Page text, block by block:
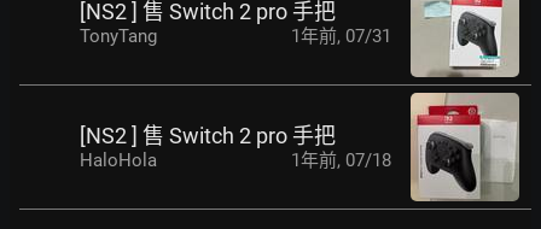
[NS2 ] 售 Switch 2 pro 手把
TonyTang 1年前, 07/31
[NS2 ] 售 Switch 2 pro 手把
HaloHola 1年前, 07/18